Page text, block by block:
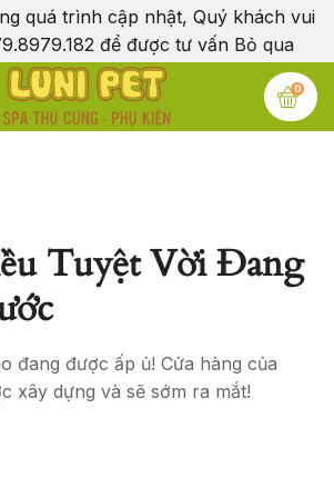
quá trình cập nhật, Quý khách vui
để được tư vấn Bỏ qua
0
Tuyệt Vời Đang
đang được ấp ủ! Cửa hàng của
xây dựng và sẽ sớm ra mắt!